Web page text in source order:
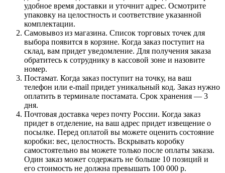
удобное время доставки и уточнит адрес. Осмотрите
упаковку на целостность и соответствие указанной
комплектации.
Самовывоз из магазина. Список торговых точек для
выбора появится в корзине. Когда заказ поступит на
склад, вам придет уведомление. Для получения заказа
обратитесь к сотруднику в кассовой зоне и назовите
номер.
Постамат. Когда заказ поступит на точку, на ваш
телефон или e-mail придет уникальный код. Заказ нужно
оплатить в терминале постамата. Срок хранения — 3
дня.
Почтовая доставка через почту России. Когда заказ
придет в отделение, на ваш адрес придет извещение о
посылке. Перед оплатой вы можете оценить состояние
коробки: вес, целостность. Вскрывать коробку
самостоятельно вы можете только после оплаты заказа.
Один заказ может содержать не больше 10 позиций и
его стоимость не должна превышать 100 000 р.